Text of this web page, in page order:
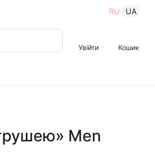
RU UA
Увійти Кошик
Men